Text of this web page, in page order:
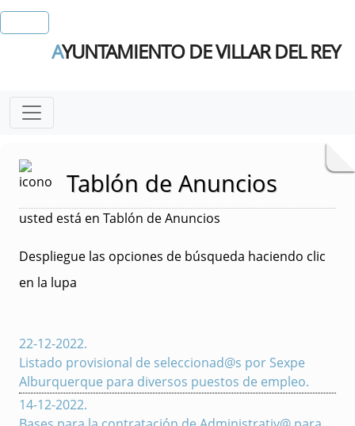
AYUNTAMIENTO DE VILLAR DEL REY
Tablón de Anuncios
usted está en Tablón de Anuncios
Despliegue las opciones de búsqueda haciendo clic
en la lupa
22-12-2022.
Listado provisional de seleccionad@s por Sexpe
Alburquerque para diversos puestos de empleo.
14-12-2022.